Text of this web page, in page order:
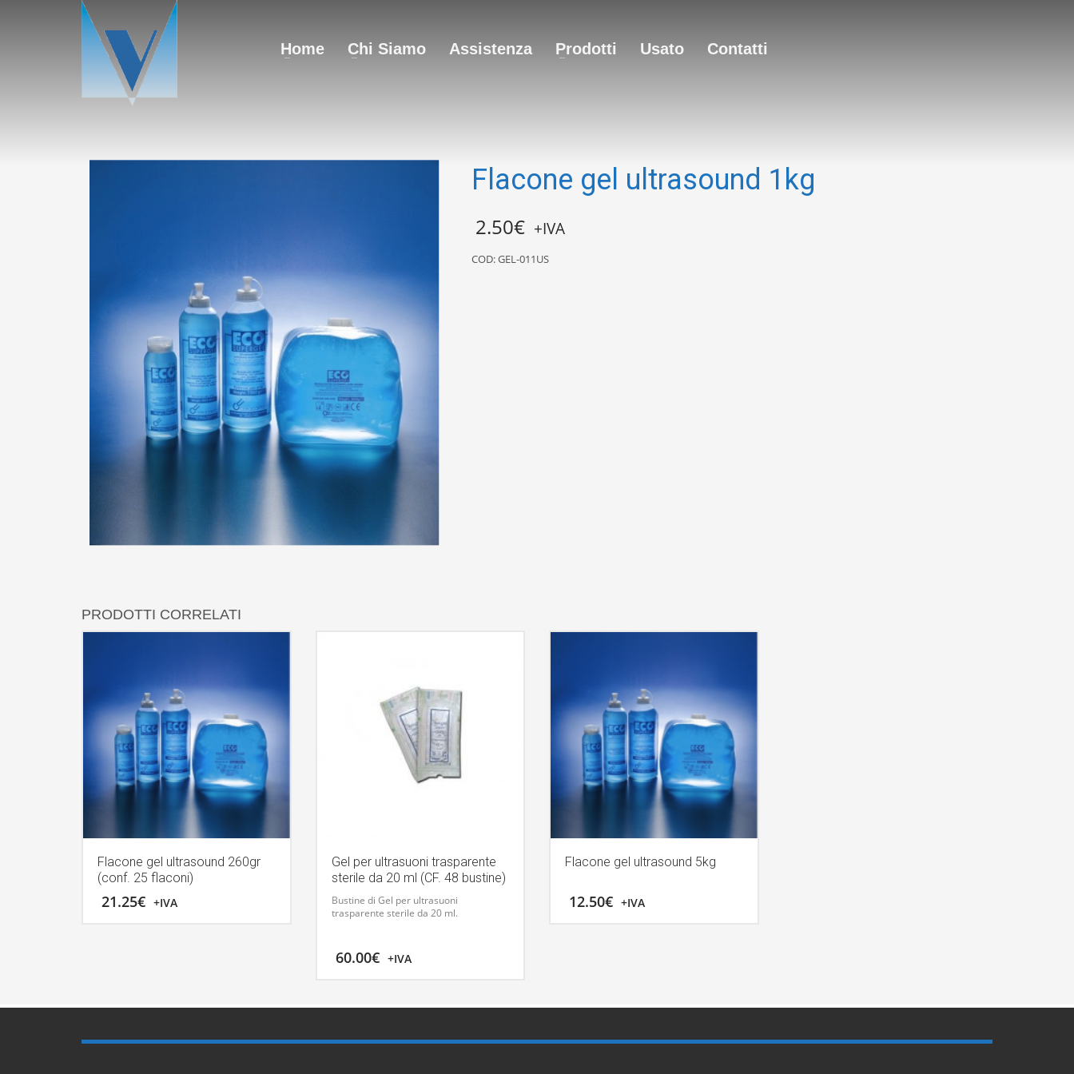
Home Chi Siamo Assistenza Prodotti Usato Contatti
Flacone gel ultrasound 1kg
2.50€ +IVA
COD:GEL-011US
PRODOTTI CORRELATI
Flacone gel ultrasound 260gr
(conf. 25 flaconi)
21.25€ +IVA
Gel per ultrasuoni trasparente
sterile da 20 ml (CF. 48 bustine)
Bustine di Gel per ultrasuoni
trasparente sterile da 20 ml.
60.00€ +IVA
Flacone gel ultrasound 5kg
12.50€ +IVA